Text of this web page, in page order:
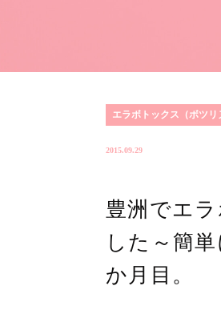
エラボトックス（ボツリ
2015.09.29
豊洲でエ
した～簡
か月目。